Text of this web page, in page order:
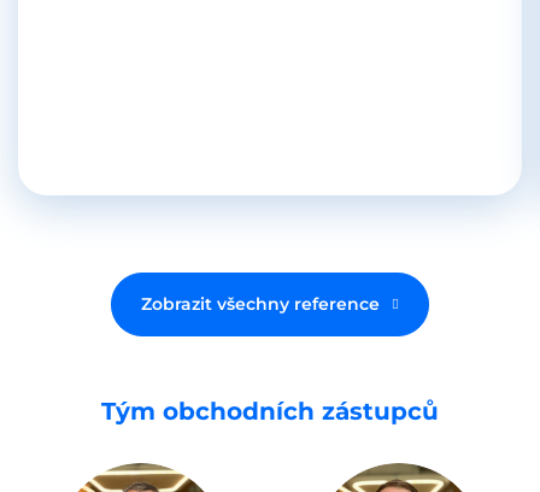
Zobrazit všechny reference
Tým obchodních zástupců